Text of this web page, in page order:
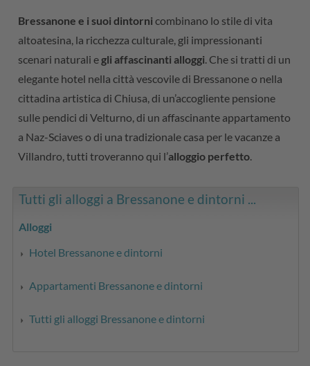
Bressanone e i suoi dintorni combinano lo stile di vita
altoatesina, la ricchezza culturale, gli impressionanti
scenari naturali egli affascinanti alloggi . Che si tratti di un
elegante hotel nella città vescovile di Bressanone o nella
cittadina artistica di Chiusa, di un’accogliente pensione
sulle pendici di Velturno, di un affascinante appartamento
a Naz-Sciaves o di una tradizionale casa per le vacanze a
Villandro, tutti troveranno qui l’alloggio perfetto
Tutti gli alloggi a Bressanone e dintorni ...
Alloggi
Hotel Bressanone e dintorni
Appartamenti Bressanone e dintorni
Tutti gli alloggi Bressanone e dintorni